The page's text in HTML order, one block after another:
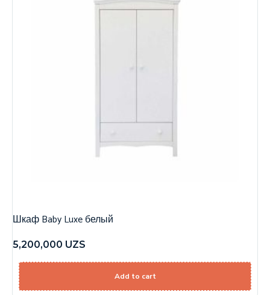
Шкаф Baby Luxe белый
5,200,000 UZS
Add to cart